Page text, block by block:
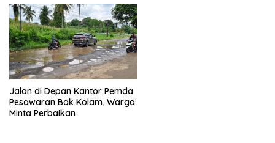
Jalan di Depan Kantor Pemda
Pesawaran Bak Kolam, Warga
Minta Perbaikan